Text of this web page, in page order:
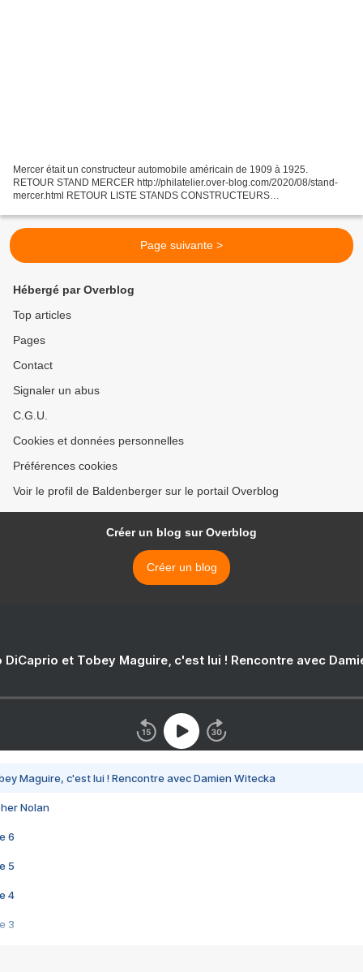
Mercer était un constructeur automobile américain de 1909 à 1925.
RETOUR STAND MERCER http://philatelier.over-blog.com/2020/08/stand-
mercer.html RETOUR LISTE STANDS CONSTRUCTEURS
Page suivante >
Hébergé par Overblog
Top articles
Pages
Contact
Signaler un abus
C.G.U.
Cookies et données personnelles
Préférences cookies
Voir le profil de Baldenberger sur le portail Overblog
Créer un blog sur Overblog
Créer un blog
DiCaprio et Tobey Maguire, c'est lui ! Rencontre avec
Maguire, c'est lui ! Rencontre avec Damien Witecka
Nolan
6
5
4
3